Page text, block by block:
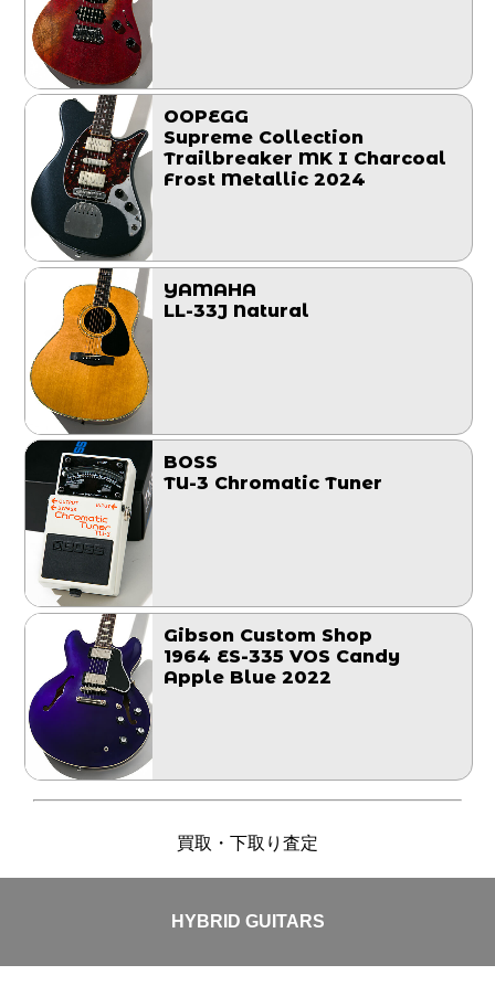
OOPEGG
Supreme Collection
Trailbreaker MK I Charcoal
Frost Metallic 2024
YAMAHA
LL-33J Natural
BOSS
TU-3 Chromatic Tuner
Gibson Custom Shop
1964 ES-335 VOS Candy
Apple Blue 2022
買取・下取り査定
HYBRID GUITARS